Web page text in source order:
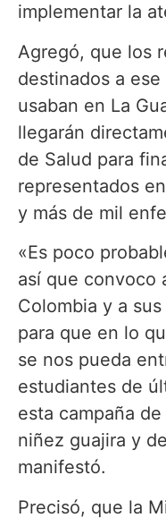
implementar la
Agregó, que los
destinados a
usaban en La
llegarán
de Salud para
representados
y más de mil
«Es poco
así que convoco
Colombia y a
para que en lo
se nos pueda
estudiantes de
esta campaña
niñez guajira y
manifestó.
Precisó, que la